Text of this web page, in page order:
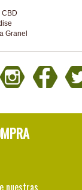
CBD
Granel
nuestras